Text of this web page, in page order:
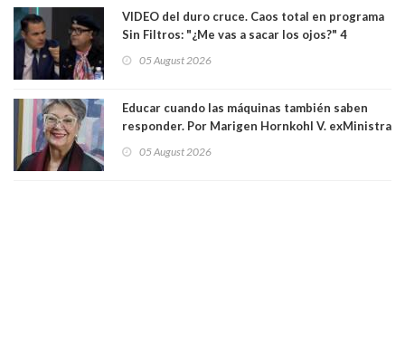
VIDEO del duro cruce. Caos total en programa
Sin Filtros: "¿Me vas a sacar los ojos?" 4
excarabinero que dejó ciego a Gustavo Gatica:
05 August 2026
Educar cuando las máquinas también saben
responder. Por Marigen Hornkohl V. exMinistra
05 August 2026